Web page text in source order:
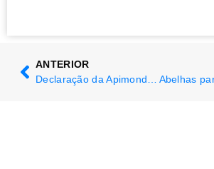
ANTERIOR
Declaração da Apimondia sobre as interações entre polinizadores